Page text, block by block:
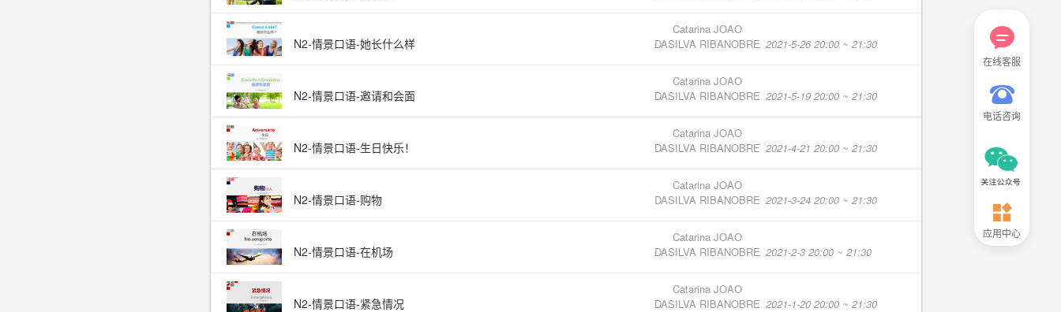
在线客服
电话咨询
应用中心
N2-情景口语-她长什么样
Catarina JOAO
DASILVA RIBANOBRE 2021-5-26 20:00 ~ 21:30
N2-情景口语-邀请和会面
Catarina JOAO
DASILVA RIBANOBRE 2021-5-19 20:00 ~ 21:30
N2-情景口语-生日快乐！
Catarina JOAO
DASILVA RIBANOBRE 2021-4-21 20:00 ~ 21:30
N2-情景口语-购物
Catarina JOAO
DASILVA RIBANOBRE 2021-3-24 20:00 ~ 21:30
N2-情景口语-在机场
Catarina JOAO
DASILVA RIBANOBRE 2021-2-3 20:00 ~ 21:30
N2-情景口语-紧急情况
Catarina JOAO
DASILVA RIBANOBRE 2021-1-20 20:00 ~ 21:30